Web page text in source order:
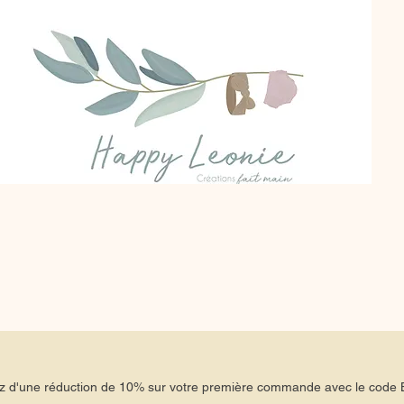
d'une réduction de 10% sur votre première commande avec le code